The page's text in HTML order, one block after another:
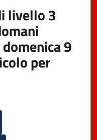
livello 3
9
per